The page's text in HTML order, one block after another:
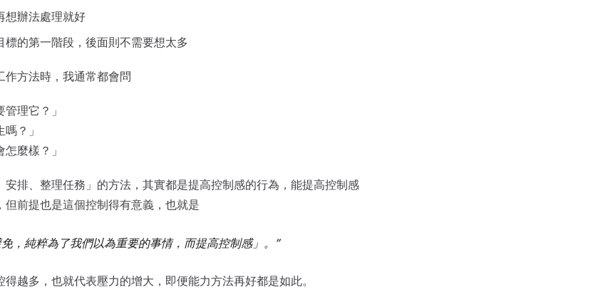
想辦法處理就好
標的第一階段，後面則不需要想太多
作方法時，我通常都會問
管理它？」
？」
怎麼樣？」
安排、整理任務」的方法，其實都是提高控制感的行為，能提高控制感
但前提也是這個控制得有意義，也就是
，純粹為了我們以為重要的事情，而提高控制感」。
越多，也就代表壓力的增大，即便能力方法再好都是如此。